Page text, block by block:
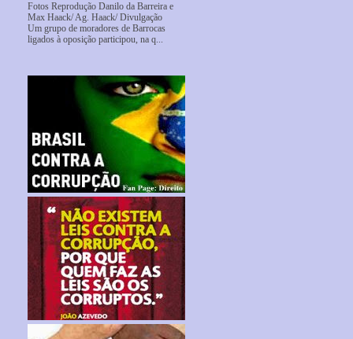
Fotos Reprodução Danilo da Barreira e
Max Haack/ Ag. Haack/ Divulgação
Um grupo de moradores de Barrocas
ligados à oposição participou, na q...